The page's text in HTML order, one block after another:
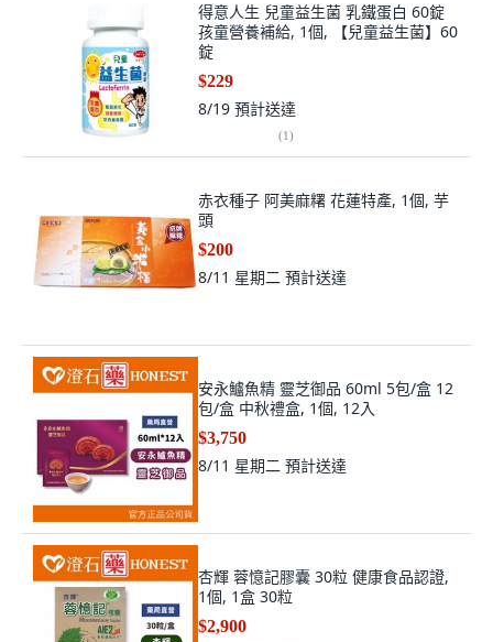
得意人生 兒童益生菌 乳鐵蛋白 60錠
孩童營養補給, 1個, 【兒童益生菌】60
錠
$229
8/19 預計送達
(1)
赤衣種子 阿美麻糬 花蓮特產, 1個, 芋
頭
$200
8/11 星期二 預計送達
安永鱸魚精 靈芝御品 60ml 5包/盒 12
包/盒 中秋禮盒, 1個, 12入
$3,750
8/11 星期二 預計送達
杏輝 蓉憶記膠囊 30粒 健康食品認證,
1個, 1盒 30粒
$2,900